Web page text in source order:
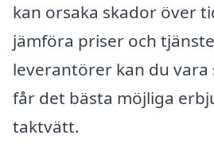
kan orsaka skador över
jämföra priser och
leverantörer kan du vara
får det bästa möjliga
taktvätt.